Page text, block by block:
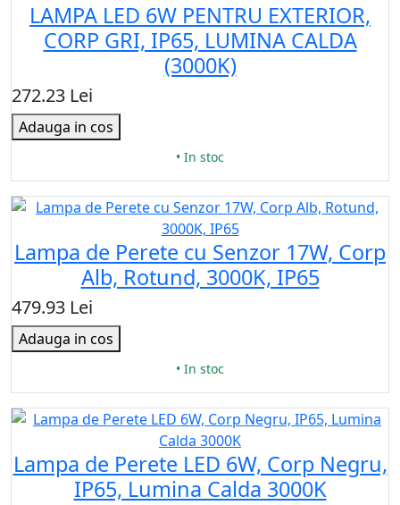
LAMPA LED 6W PENTRU EXTERIOR,
CORP GRI, IP65, LUMINA CALDA
(3000K)
272.23 Lei
Adauga in cos
• In stoc
Lampa de Perete cu Senzor 17W, Corp
Alb, Rotund, 3000K, IP65
479.93 Lei
Adauga in cos
• In stoc
Lampa de Perete LED 6W, Corp Negru,
IP65, Lumina Calda 3000K